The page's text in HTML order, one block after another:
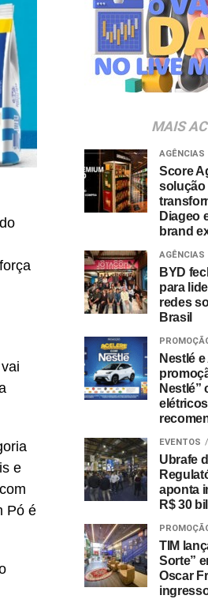
e
Pó é
MAIS
AGÊNCIAS
Score
solução
Diageo
brand
AGÊNCIAS
BYD
para
redes
Brasil
Nestlé
Nestlé”
EVENTOS
Ubrafe
aponta
R$ 30
TIM
Sorte”
Oscar